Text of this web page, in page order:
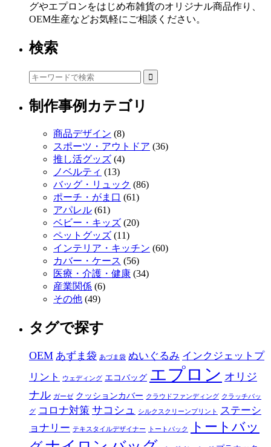
グやエプロンをはじめ布雑貨のオリジナル商品作り、
OEM生産などお気軽にご相談ください。
検索
制作事例カテゴリ
商品デザイン (8)
スポーツ・アウトドア (36)
推し活グッズ (4)
ノベルティ (13)
バッグ・リュック (86)
ポーチ・がま口 (61)
アパレル (61)
ベビー・キッズ (20)
ペットグッズ (11)
インテリア・キッチン (60)
カバー・ケース (56)
医療・介護・健康 (34)
産業関係 (6)
その他 (49)
タグで探す
OEM あずま袋 あづま袋 ぬいぐるみ インクジェットプ
リント
ウェディング エコバッグ エプロン オリジ
ナル ガーゼ クッションカバー クラウドファンディング クラッチバッ
グ コロナ対策 サコシュ シルクスクリーンプリント
ステーシ
ョナリー テキスタイルデザイナー トートバック
トートバッ